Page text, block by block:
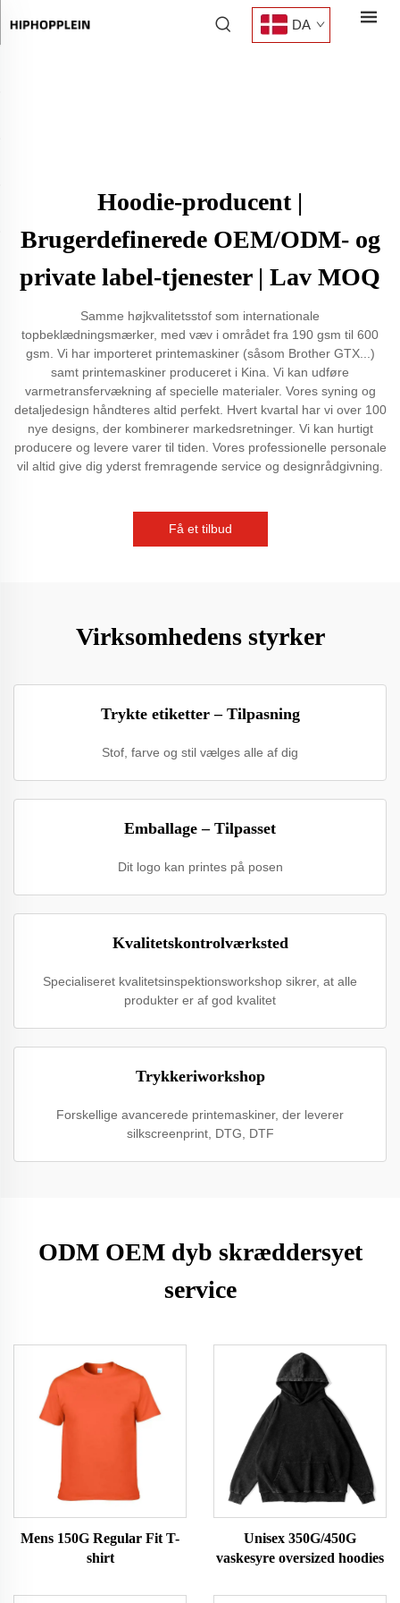
DA
Hoodie-producent |
Brugerdefinerede OEM/ODM- og
private label-tjenester | Lav MOQ
Samme højkvalitetsstof som internationale
topbeklædningsmærker, med væv i området fra 190 gsm til 600
gsm. Vi har importeret printemaskiner (såsom Brother GTX...)
samt printemaskiner produceret i Kina. Vi kan udføre
varmetransfervækning af specielle materialer. Vores syning og
detaljedesign håndteres altid perfekt. Hvert kvartal har vi over 100
nye designs, der kombinerer markedsretninger. Vi kan hurtigt
producere og levere varer til tiden. Vores professionelle personale
vil altid give dig yderst fremragende service og designrådgivning.
Få et tilbud
Virksomhedens styrker
Trykte etiketter – Tilpasning
Stof, farve og stil vælges alle af dig
Emballage – Tilpasset
Dit logo kan printes på posen
Kvalitetskontrolværksted
Specialiseret kvalitetsinspektionsworkshop sikrer, at alle
produkter er af god kvalitet
Trykkeriworkshop
Forskellige avancerede printemaskiner, der leverer
silkscreenprint, DTG, DTF
ODM OEM dyb skræddersyet
service
Mens 150G Regular Fit T-
shirt
Unisex 350G/450G
vaskesyre oversized hoodies